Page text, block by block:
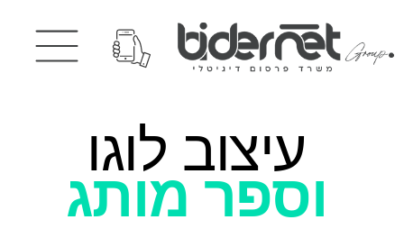
עיצוב לוגו
וספר מותג